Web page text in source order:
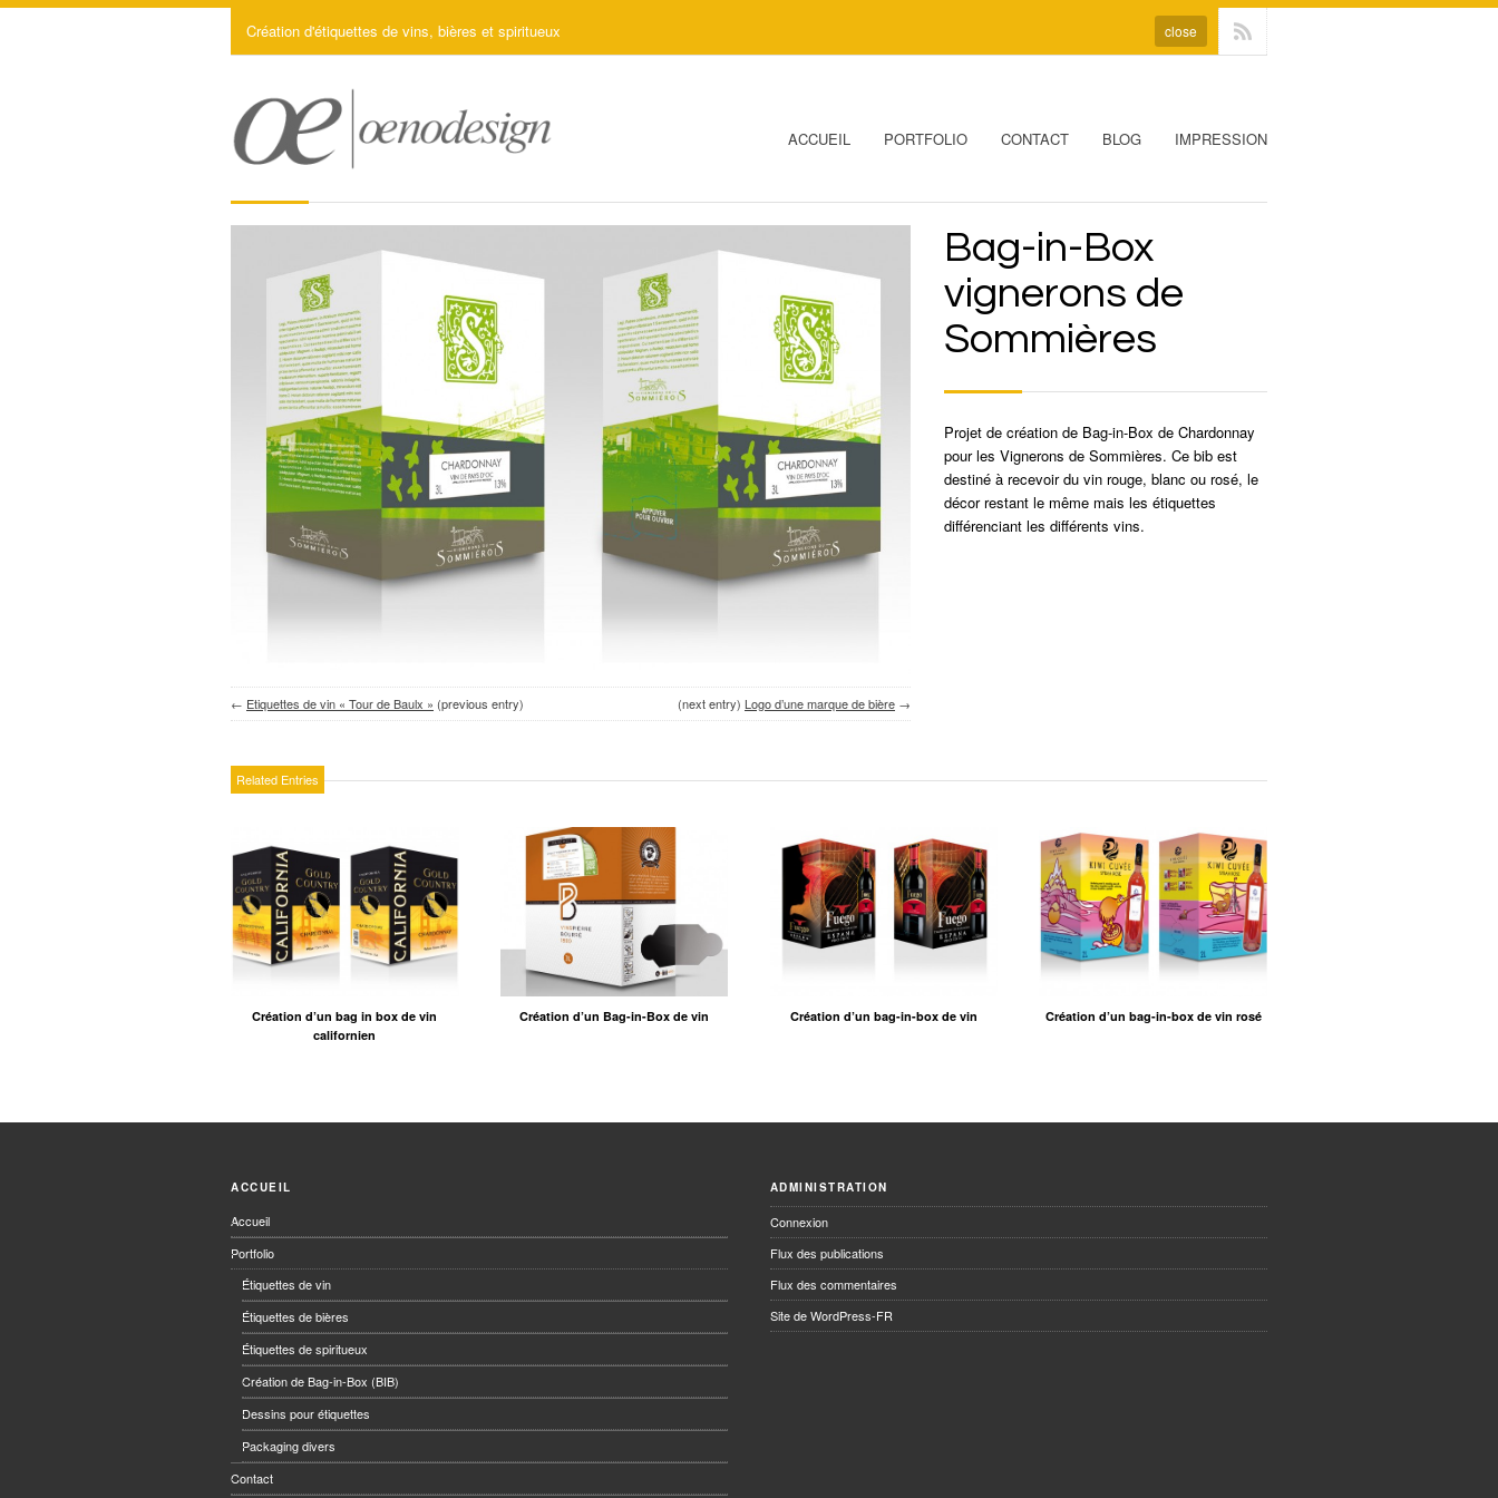
Création d'étiquettes de vins, bières et spiritueux close
ACCUEIL PORTFOLIO CONTACT BLOG IMPRESSION
← Etiquettes de vin « Tour de Baulx » (previous entry) (next entry) Logo d’une marque de bière →
Bag-in-Box
vignerons de
Sommières
Projet de création de Bag-in-Box de Chardonnay
pour les Vignerons de Sommières. Ce bib est
destiné à recevoir du vin rouge, blanc ou rosé, le
décor restant le même mais les étiquettes
différenciant les différents vins.
Related Entries
Création d’un bag in box de vin
californien
Création d’un Bag-in-Box de vin Création d’un bag-in-box de vin Création d’un bag-in-box de vin rosé
ACCUEIL
Accueil
Portfolio
Étiquettes de vin
Étiquettes de bières
Étiquettes de spiritueux
Création de Bag-in-Box (BIB)
Dessins pour étiquettes
Packaging divers
Contact
ADMINISTRATION
Connexion
Flux des publications
Flux des commentaires
Site de WordPress-FR